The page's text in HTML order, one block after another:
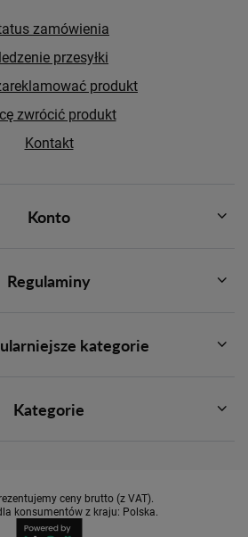
zamówienia
przesyłki
produkt
zwrócić produkt
Kontakt
Konto
Regulaminy
kategorie
Kategorie
ceny brutto (z VAT).
konsumentów z kraju: Polska.